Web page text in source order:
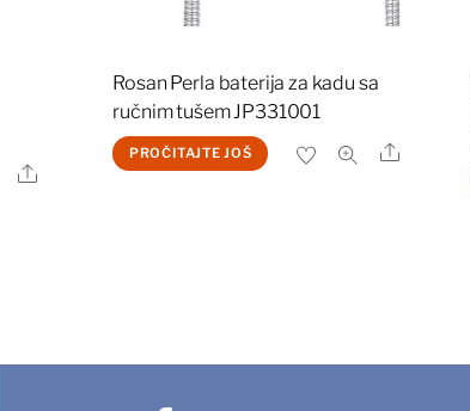
Share
Rosan Perla baterija za kadu sa
ručnim tušem JP331001
PROČITAJTE JOŠ Share